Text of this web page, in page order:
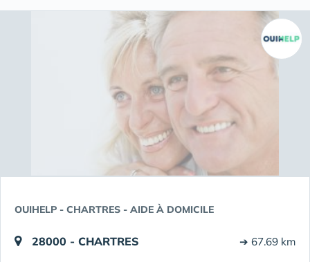
OUIHELP - CHARTRES - AIDE À DOMICILE
28000 - CHARTRES ➔ 67.69 km